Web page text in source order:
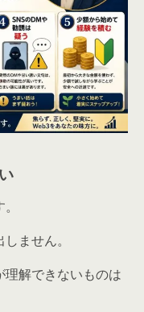
ません。
理解できないものは